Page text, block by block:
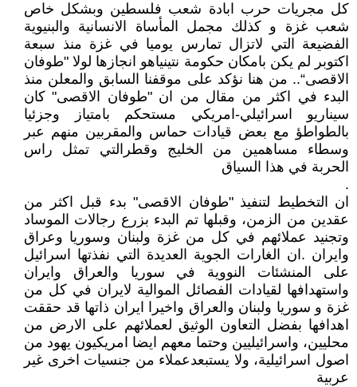
كل مجريات حرب ابادة شعب فلسطين وبشكل خاص
شعب غزة و كذلك مجمل المأساة الانسانية والبنيوية
الفضيعة التي لاتزال تمارس يوميا في غزة منذ سبعة
اكتوبر لم يكن بامكان حكومة نتينياهو انجازها لولا "طوفان
الاقصى“.. من هنا نؤكد على موقفنا السابق والمعلن منذ
البدء في اكثر من مقال من ان "طوفان الاقصى" كان
سيناريو اسرائيلي-امريكي مستحكم بامتياز وجزئيا
بالطواطؤ مع بعض قيادات حماس والمقربين منهم عبر
وسطاء مساهمين من الخليج وقطرالتي تمثل راس
الحربة في هذا السياق
.
ان التخطيط لتنفيذ "طوفان الاقصى" بدء قبل اكثر من
عقدين من الزمن، وقبلها تم البدء بزرع رجالات الموساد
وتجنيد عملائهم في كل من غزة ولبنان وسوريا وعراق
وايران .ان الغارات الجوية العديدة التي نفذتها اسرائيل
على المنشئات النووية في سوريا والعراق وايران
واستهدافها لقيادات الفصائل الموالية لايران في كل من
غزة و سوريا ولبنان والعراق واخيرا ايران ذاتها قد حققت
اهدافها بفضل التعاون الوثيق لعملائهم على الارض من
محليين، واسرائيليين وحتما معهم ايضا امريكيون يهود من
اصول اسرائيلية، ولا يستبعدعملاء من جنسيات اخرى غير
عربية